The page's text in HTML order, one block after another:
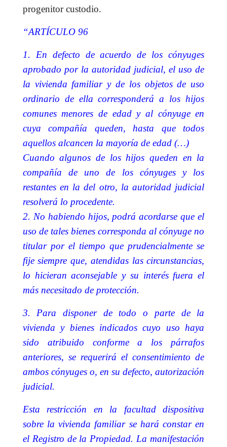
progenitor custodio.
“ARTÍCULO 96
1. En defecto de acuerdo de los cónyuges
aprobado por la autoridad judicial, el uso de
la vivienda familiar y de los objetos de uso
ordinario de ella corresponderá a los hijos
comunes menores de edad y al cónyuge en
cuya compañía queden, hasta que todos
aquellos alcancen la mayoría de edad (…)
Cuando algunos de los hijos queden en la
compañía de uno de los cónyuges y los
restantes en la del otro, la autoridad judicial
resolverá lo procedente.
2. No habiendo hijos, podrá acordarse que el
uso de tales bienes corresponda al cónyuge no
titular por el tiempo que prudencialmente se
fije siempre que, atendidas las circunstancias,
lo hicieran aconsejable y su interés fuera el
más necesitado de protección.
3. Para disponer de todo o parte de la
vivienda y bienes indicados cuyo uso haya
sido atribuido conforme a los párrafos
anteriores, se requerirá el consentimiento de
ambos cónyuges o, en su defecto, autorización
judicial.
Esta restricción en la facultad dispositiva
sobre la vivienda familiar se hará constar en
el Registro de la Propiedad. La manifestación